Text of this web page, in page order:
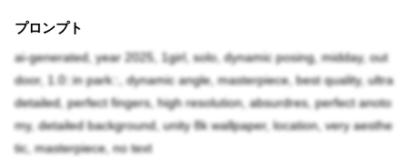
プロンプト
ai-generated, year 2025, 1girl, solo, dynamic posing, midday, out
door, 1.0::in park::, dynamic angle, masterpiece, best quality, ultra
detailed, perfect fingers, high resolution, absurdres, perfect anoto
my, detailed background, unity 8k wallpaper, location, very aesthe
tic, masterpiece, no text